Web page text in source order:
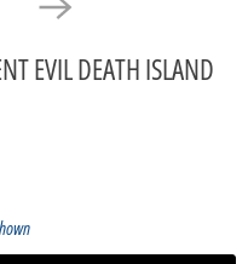
EVIL DEATH ISLAND